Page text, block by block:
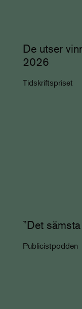
De utser
2026
Tidskriftspriset
”Det
Publicistpodden